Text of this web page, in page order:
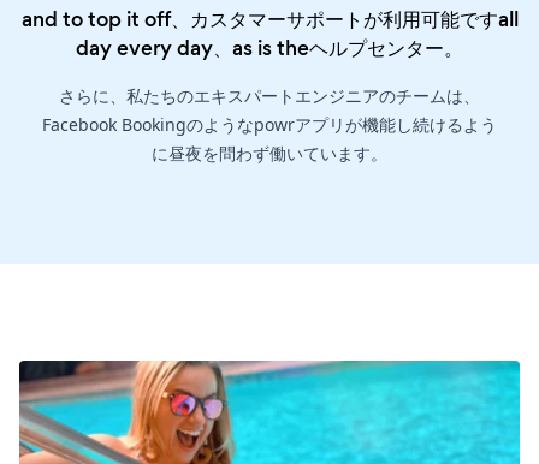
and to top it off、カスタマーサポートが利用可能ですall
day every day、as is theヘルプセンター。
さらに、私たちのエキスパートエンジニアのチームは、
Facebook Bookingのようなpowrアプリが機能し続けるよう
に昼夜を問わず働いています。